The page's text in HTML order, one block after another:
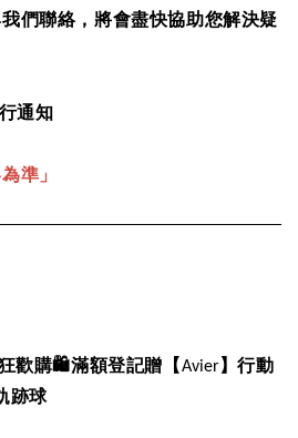
們聯絡，將會盡快協助您解決疑
通知
準」
歡購🛍滿額登記贈【Avier】行動
跡球